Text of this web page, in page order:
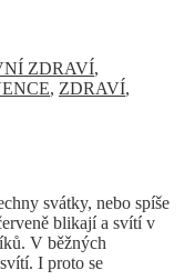
ZDRAVÍ,
, ZDRAVÍ,
svátky, nebo spíše
blikají a svítí v
V běžných
I proto se